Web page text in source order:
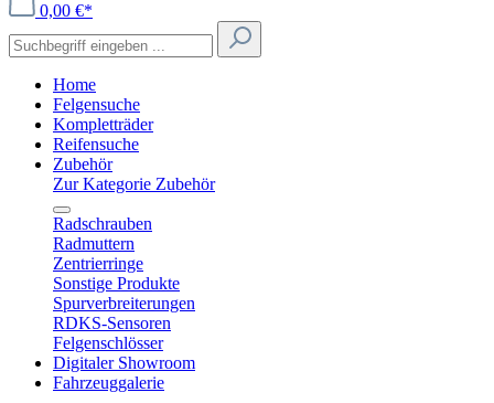
0,00 €*
Home
Felgensuche
Kompletträder
Reifensuche
Zubehör
Zur Kategorie Zubehör
Radschrauben
Radmuttern
Zentrierringe
Sonstige Produkte
Spurverbreiterungen
RDKS-Sensoren
Felgenschlösser
Digitaler Showroom
Fahrzeuggalerie